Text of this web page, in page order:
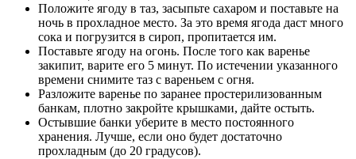
Положите ягоду в таз, засыпьте сахаром и поставьте на
ночь в прохладное место. За это время ягода даст много
сока и погрузится в сироп, пропитается им.
Поставьте ягоду на огонь. После того как варенье
закипит, варите его 5 минут. По истечении указанного
времени снимите таз с вареньем с огня.
Разложите варенье по заранее простерилизованным
банкам, плотно закройте крышками, дайте остыть.
Остывшие банки уберите в место постоянного
хранения. Лучше, если оно будет достаточно
прохладным (до 20 градусов).